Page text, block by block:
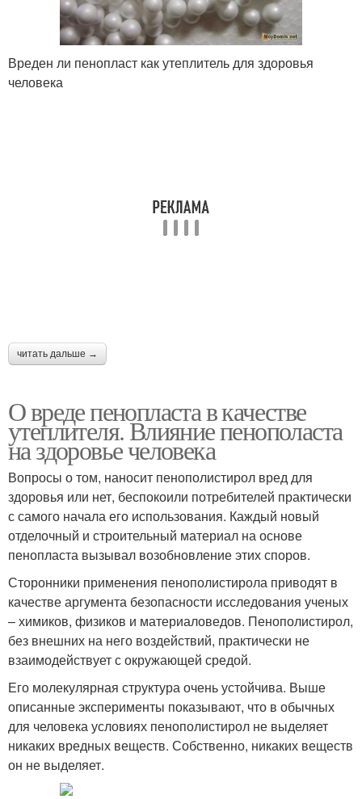
Вреден ли пенопласт как утеплитель для здоровья
человека
читать дальше →
О вреде пенопласта в качестве
утеплителя. Влияние пенополаста
на здоровье человека
Вопросы о том, наносит пенополистирол вред для
здоровья или нет, беспокоили потребителей практически
с самого начала его использования. Каждый новый
отделочный и строительный материал на основе
пенопласта вызывал возобновление этих споров.
Сторонники применения пенополистирола приводят в
качестве аргумента безопасности исследования ученых
– химиков, физиков и материаловедов. Пенополистирол,
без внешних на него воздействий, практически не
взаимодействует с окружающей средой.
Его молекулярная структура очень устойчива. Выше
описанные эксперименты показывают, что в обычных
для человека условиях пенополистирол не выделяет
никаких вредных веществ. Собственно, никаких веществ
он не выделяет.